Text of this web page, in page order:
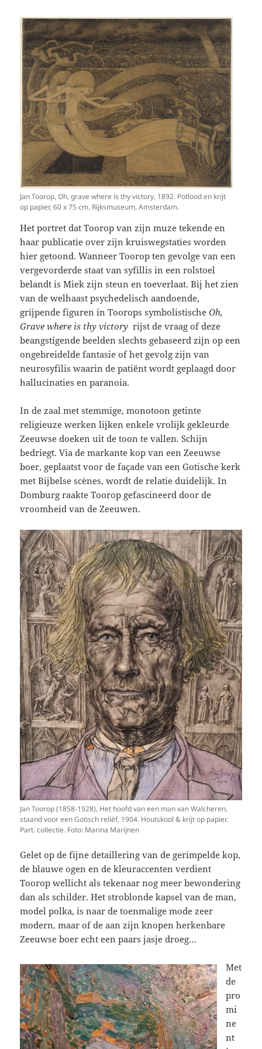
Jan Toorop, Oh, grave where is thy victory, 1892. Potlood en krijt
op papier, 60 x 75 cm. Rijksmuseum, Amsterdam.
Het portret dat Toorop van zijn muze tekende en
haar publicatie over zijn kruiswegstaties worden
hier getoond. Wanneer Toorop ten gevolge van een
vergevorderde staat van syfillis in een rolstoel
belandt is Miek zijn steun en toeverlaat. Bij het zien
van de welhaast psychedelisch aandoende,
grijpende figuren in Toorops symbolistischeOh,
Grave where is thy victory rijst de vraag of deze
beangstigende beelden slechts gebaseerd zijn op een
ongebreidelde fantasie of het gevolg zijn van
neurosyfilis waarin de patiënt wordt geplaagd door
hallucinaties en paranoia.
In de zaal met stemmige, monotoon getinte
religieuze werken lijken enkele vrolijk gekleurde
Zeeuwse doeken uit de toon te vallen. Schijn
bedriegt. Via de markante kop van een Zeeuwse
boer, geplaatst voor de façade van een Gotische kerk
met Bijbelse scènes, wordt de relatie duidelijk. In
Domburg raakte Toorop gefascineerd door de
vroomheid van de Zeeuwen.
Jan Toorop (1858-1928), Het hoofd van een man van Walcheren,
staand voor een Gotisch reliëf, 1904. Houtskool & krijt op papier.
Part. collectie. Foto: Marina Marijnen
Gelet op de fijne detaillering van de gerimpelde kop,
de blauwe ogen en de kleuraccenten verdient
Toorop wellicht als tekenaar nog meer bewondering
dan als schilder. Het stroblonde kapsel van de man,
model polka, is naar de toenmalige mode zeer
modern, maar of de aan zijn knopen herkenbare
Zeeuwse boer echt een paars jasje droeg…
Met
de
pro
mi
ne
nt